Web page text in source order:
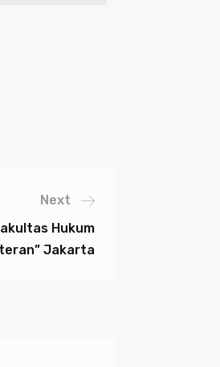
Next
Hukum
Jakarta